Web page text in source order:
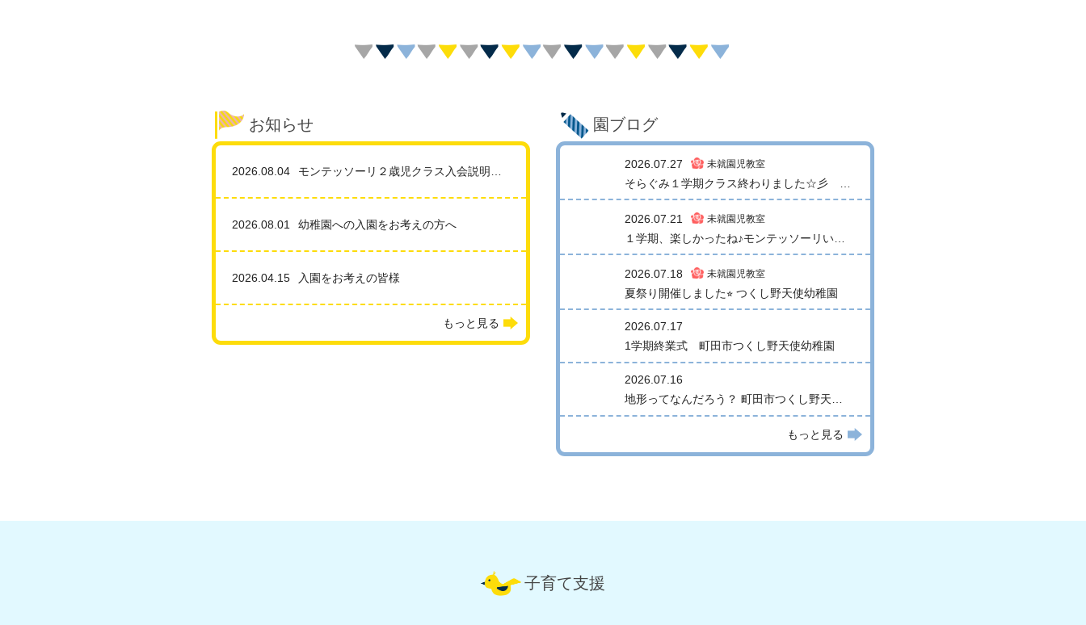
お知らせ
2026.08.04
2026.08.01 幼稚園への入園をお考えの方へ
2026.04.15 入園をお考えの皆様
もっと見る
園ブログ
2026.07.27
2026.07.21
2026.07.18
夏祭り開催しました⭐︎ つくし野天使幼稚園
2026.07.17
1学期終業式 町田市つくし野天使幼稚園
2026.07.16
もっと見る
子育て支援